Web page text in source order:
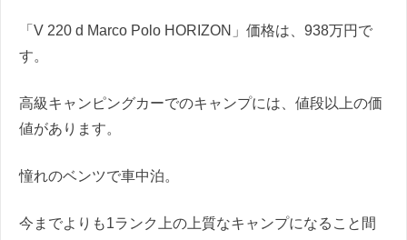
「V 220 d Marco Polo HORIZON」価格は、938万円で
す。
高級キャンピングカーでのキャンプには、値段以上の価
値があります。
憧れのベンツで車中泊。
今までよりも1ランク上の上質なキャンプになること間